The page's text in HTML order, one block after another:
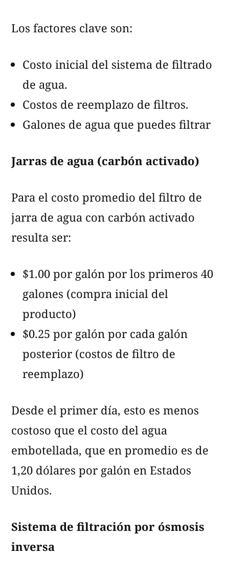
Los factores clave son:
Costo inicial del sistema de filtrado
de agua.
Costos de reemplazo de filtros.
Galones de agua que puedes filtrar
Jarras de agua (carbón activado)
Para el costo promedio del filtro de
jarra de agua con carbón activado
resulta ser:
$1.00 por galón por los primeros 40
galones (compra inicial del
producto)
$0.25 por galón por cada galón
posterior (costos de filtro de
reemplazo)
Desde el primer día, esto es menos
costoso que el costo del agua
embotellada, que en promedio es de
1,20 dólares por galón en Estados
Unidos.
Sistema de filtración por ósmosis
inversa